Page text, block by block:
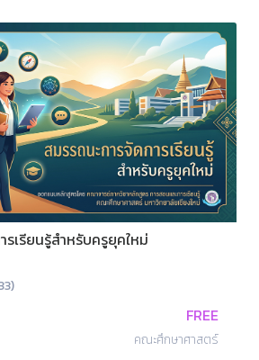
รเรียนรู้สำหรับครูยุคใหม่
FREE
คณะศึกษาศาสตร์